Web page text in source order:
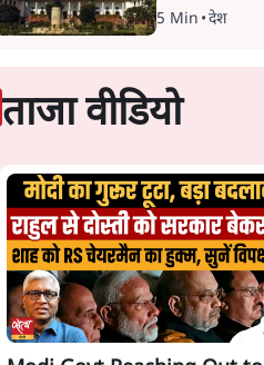
5 Min •देश
ताजा वीडियो